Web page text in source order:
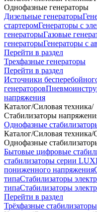
Однофазные генераторы
Дизельные генераторы
стартеромГенераторы с
генераторыГазовые
генераторыГенераторы с
Перейти в раздел
Трехфазные генераторы
Перейти в раздел
Источники
генераторов
напряжения
Каталог/Силовая техника/
Стабилизаторы
Однофазные
Каталог/Силовая техника/
Однофазные
Бытовые цифровые
стабилизаторы серии LUX
пониженного напряжения
типаСтабилизаторы
типаСтабилизаторы
Перейти в раздел
Трёхфазные стабилизаторы